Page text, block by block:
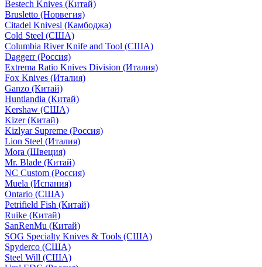
Bestech Knives (Китай)
Brusletto (Норвегия)
Citadel Knivesl (Камбоджа)
Cold Steel (США)
Columbia River Knife and Tool (США)
Daggerr (Россия)
Extrema Ratio Knives Division (Италия)
Fox Knives (Италия)
Ganzo (Китай)
Huntlandia (Китай)
Kershaw (США)
Kizer (Китай)
Kizlyar Supreme (Россия)
Lion Steel (Италия)
Mora (Швеция)
Mr. Blade (Китай)
NC Custom (Россия)
Muela (Испания)
Ontario (США)
Petrifield Fish (Китай)
Ruike (Китай)
SanRenMu (Китай)
SOG Specialty Knives & Tools (США)
Spyderco (США)
Steel Will (США)